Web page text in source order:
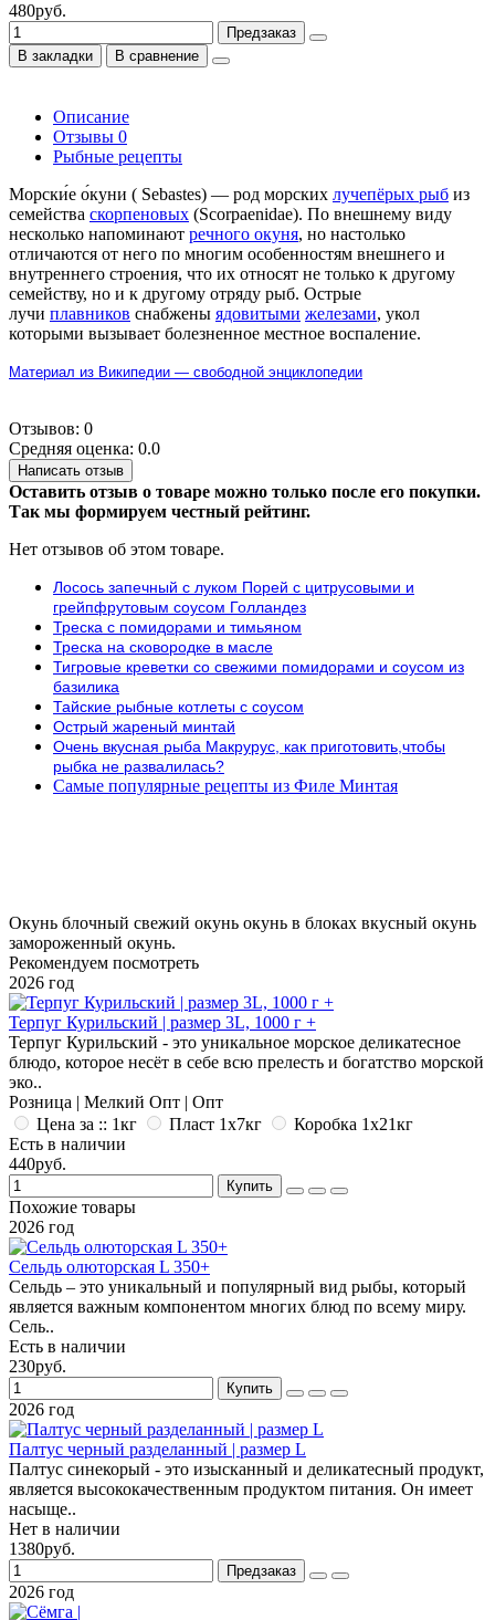
480руб.
Предзаказ
В закладки
В сравнение
Описание
Отзывы 0
Рыбные рецепты
Морски́е о́куни ( Sebastes) — род морских лучепёрых рыб из
семейства скорпеновых (Scorpaenidae). По внешнему виду
несколько напоминают речного окуня, но настолько
отличаются от него по многим особенностям внешнего и
внутреннего строения, что их относят не только к другому
семейству, но и к другому отряду рыб. Острые
лучи плавников снабжены ядовитыми железами, укол
которыми вызывает болезненное местное воспаление.
Материал из Википедии — свободной энциклопедии
Отзывов: 0
Средняя оценка: 0.0
Написать отзыв
Оставить отзыв о товаре можно только после его покупки.
Так мы формируем честный рейтинг.
Нет отзывов об этом товаре.
Лосось запечный с луком Порей с цитрусовыми и
грейпфрутовым соусом Голландез
Треска с помидорами и тимьяном
Треска на сковородке в масле
Тигровые креветки со свежими помидорами и соусом из
базилика
Тайские рыбные котлеты с соусом
Острый жареный минтай
Очень вкусная рыба Макрурус, как приготовить,чтобы
рыбка не развалилась?
Самые популярные рецепты из Филе Минтая
Окунь блочный свежий окунь окунь в блоках вкусный окунь
замороженный окунь.
Рекомендуем посмотреть
2026 год
Терпуг Курильский | размер 3L, 1000 г +
Терпуг Курильский - это уникальное морское деликатесное
блюдо, которое несёт в себе всю прелесть и богатство морской
эко..
Розница | Мелкий Опт | Опт
Цена за :: 1кг
Пласт 1x7кг
Коробка 1x21кг
Есть в наличии
440руб.
Купить
Похожие товары
2026 год
Сельдь олюторская L 350+
Сельдь – это уникальный и популярный вид рыбы, который
является важным компонентом многих блюд по всему миру.
Сель..
Есть в наличии
230руб.
Купить
2026 год
Палтус черный разделанный | размер L
Палтус синекорый - это изысканный и деликатесный продукт,
является высококачественным продуктом питания. Он имеет
насыще..
Нет в наличии
1380руб.
Предзаказ
2026 год